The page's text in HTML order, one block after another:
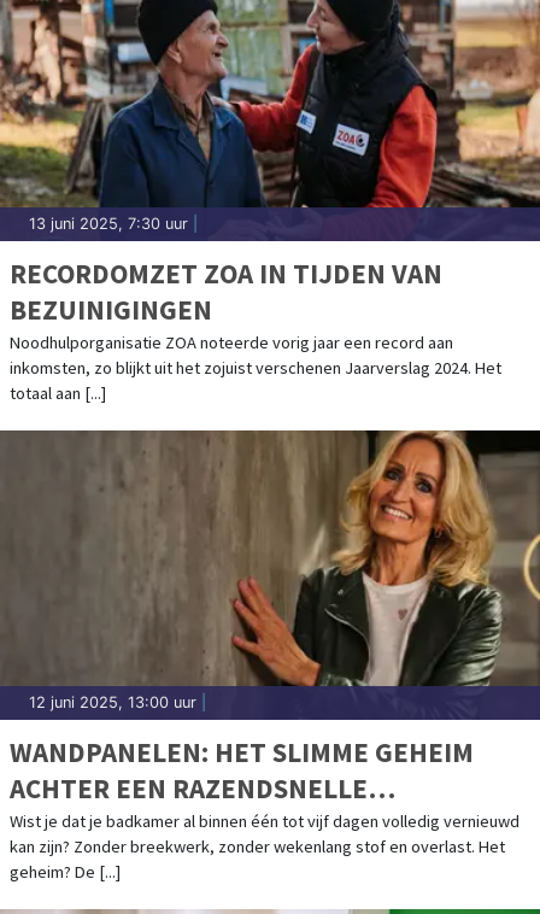
13 juni 2025, 7:30 uur
RECORDOMZET ZOA IN TIJDEN VAN
BEZUINIGINGEN
Noodhulporganisatie ZOA noteerde vorig jaar een record aan
inkomsten, zo blijkt uit het zojuist verschenen Jaarverslag 2024. Het
totaal aan [...]
12 juni 2025, 13:00 uur
WANDPANELEN: HET SLIMME GEHEIM
ACHTER EEN RAZENDSNELLE
BADKAMERRENOVATIE
Wist je dat je badkamer al binnen één tot vijf dagen volledig vernieuwd
kan zijn? Zonder breekwerk, zonder wekenlang stof en overlast. Het
geheim? De [...]